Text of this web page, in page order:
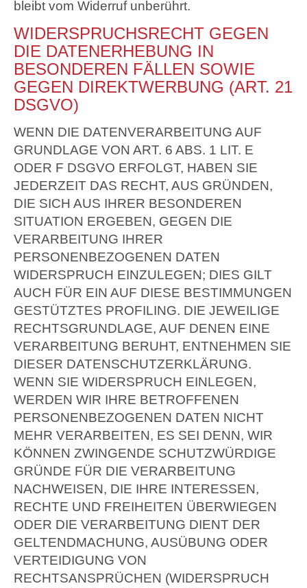
bleibt vom Widerruf unberührt.
WIDERSPRUCHSRECHT GEGEN
DIE DATENERHEBUNG IN
BESONDEREN FÄLLEN SOWIE
GEGEN DIREKTWERBUNG (ART. 21
DSGVO)
WENN DIE DATENVERARBEITUNG AUF
GRUNDLAGE VON ART. 6 ABS. 1 LIT. E
ODER F DSGVO ERFOLGT, HABEN SIE
JEDERZEIT DAS RECHT, AUS GRÜNDEN,
DIE SICH AUS IHRER BESONDEREN
SITUATION ERGEBEN, GEGEN DIE
VERARBEITUNG IHRER
PERSONENBEZOGENEN DATEN
WIDERSPRUCH EINZULEGEN; DIES GILT
AUCH FÜR EIN AUF DIESE BESTIMMUNGEN
GESTÜTZTES PROFILING. DIE JEWEILIGE
RECHTSGRUNDLAGE, AUF DENEN EINE
VERARBEITUNG BERUHT, ENTNEHMEN SIE
DIESER DATENSCHUTZERKLÄRUNG.
WENN SIE WIDERSPRUCH EINLEGEN,
WERDEN WIR IHRE BETROFFENEN
PERSONENBEZOGENEN DATEN NICHT
MEHR VERARBEITEN, ES SEI DENN, WIR
KÖNNEN ZWINGENDE SCHUTZWÜRDIGE
GRÜNDE FÜR DIE VERARBEITUNG
NACHWEISEN, DIE IHRE INTERESSEN,
RECHTE UND FREIHEITEN ÜBERWIEGEN
ODER DIE VERARBEITUNG DIENT DER
GELTENDMACHUNG, AUSÜBUNG ODER
VERTEIDIGUNG VON
RECHTSANSPRÜCHEN (WIDERSPRUCH